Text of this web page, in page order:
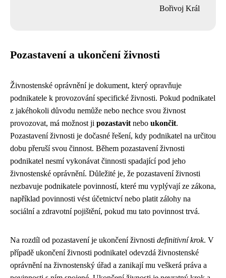
Bořivoj Král
Pozastavení a ukončení živnosti
Živnostenské oprávnění je dokument, který opravňuje
podnikatele k provozování specifické živnosti. Pokud podnikatel
z jakéhokoli důvodu nemůže nebo nechce svou živnost
provozovat, má možnost ji pozastavit nebo ukončit.
Pozastavení živnosti je dočasné řešení, kdy podnikatel na určitou
dobu přeruší svou činnost. Během pozastavení živnosti
podnikatel nesmí vykonávat činnosti spadající pod jeho
živnostenské oprávnění. Důležité je, že pozastavení živnosti
nezbavuje podnikatele povinností, které mu vyplývají ze zákona,
například povinnosti vést účetnictví nebo platit zálohy na
sociální a zdravotní pojištění, pokud mu tato povinnost trvá.
Na rozdíl od pozastavení je ukončení živnosti definitivní krok. V
případě ukončení živnosti podnikatel odevzdá živnostenské
oprávnění na živnostenský úřad a zanikají mu veškerá práva a